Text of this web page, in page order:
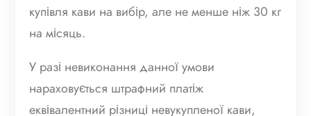
купівля кави на вибір, але не менше ніж 30 кг
на місяць.
У разі невиконання данної умови
нараховується штрафний платіж
еквівалентний різниці невукупленої кави,